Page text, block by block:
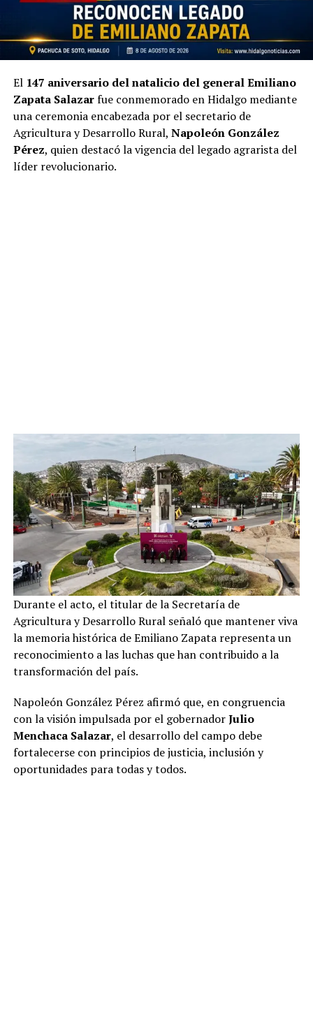
El 147 aniversario del natalicio del general Emiliano
Zapata Salazarfue conmemorado en Hidalgo mediante
una ceremonia encabezada por el secretario de
Agricultura y Desarrollo Rural, Napoleón González
Pérez, quien destacó la vigencia del legado agrarista del
líder revolucionario.
Durante el acto, el titular de la Secretaría de
Agricultura y Desarrollo Rural señaló que mantener viva
la memoria histórica de Emiliano Zapata representa un
reconocimiento a las luchas que han contribuido a la
transformación del país.
Napoleón González Pérez afirmó que, en congruencia
con la visión impulsada por el gobernadorJulio
Menchaca Salazar, el desarrollo del campo debe
fortalecerse con principios de justicia, inclusión y
oportunidades para todas y todos.